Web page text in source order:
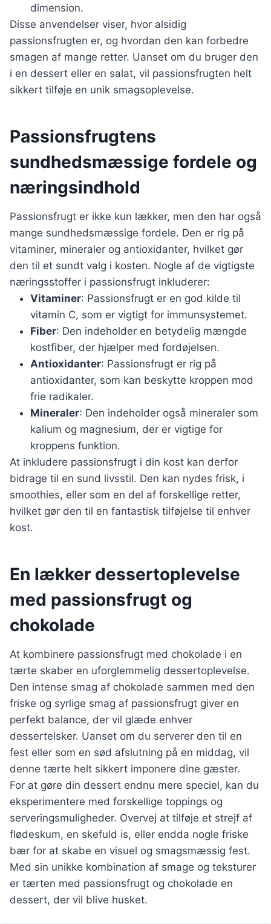
dimension.
Disse anvendelser viser, hvor alsidig
passionsfrugten er, og hvordan den kan forbedre
smagen af mange retter. Uanset om du bruger den
i en dessert eller en salat, vil passionsfrugten helt
sikkert tilføje en unik smagsoplevelse.
Passionsfrugtens
sundhedsmæssige fordele og
næringsindhold
Passionsfrugt er ikke kun lækker, men den har også
mange sundhedsmæssige fordele. Den er rig på
vitaminer, mineraler og antioxidanter, hvilket gør
den til et sundt valg i kosten. Nogle af de vigtigste
næringsstoffer i passionsfrugt inkluderer:
Vitaminer: Passionsfrugt er en god kilde til
vitamin C, som er vigtigt for immunsystemet.
Fiber: Den indeholder en betydelig mængde
kostfiber, der hjælper med fordøjelsen.
Antioxidanter: Passionsfrugt er rig på
antioxidanter, som kan beskytte kroppen mod
frie radikaler.
Mineraler: Den indeholder også mineraler som
kalium og magnesium, der er vigtige for
kroppens funktion.
At inkludere passionsfrugt i din kost kan derfor
bidrage til en sund livsstil. Den kan nydes frisk, i
smoothies, eller som en del af forskellige retter,
hvilket gør den til en fantastisk tilføjelse til enhver
kost.
En lækker dessertoplevelse
med passionsfrugt og
chokolade
At kombinere passionsfrugt med chokolade i en
tærte skaber en uforglemmelig dessertoplevelse.
Den intense smag af chokolade sammen med den
friske og syrlige smag af passionsfrugt giver en
perfekt balance, der vil glæde enhver
dessertelsker. Uanset om du serverer den til en
fest eller som en sød afslutning på en middag, vil
denne tærte helt sikkert imponere dine gæster.
For at gøre din dessert endnu mere speciel, kan du
eksperimentere med forskellige toppings og
serveringsmuligheder. Overvej at tilføje et strejf af
flødeskum, en skefuld is, eller endda nogle friske
bær for at skabe en visuel og smagsmæssig fest.
Med sin unikke kombination af smage og teksturer
er tærten med passionsfrugt og chokolade en
dessert, der vil blive husket.